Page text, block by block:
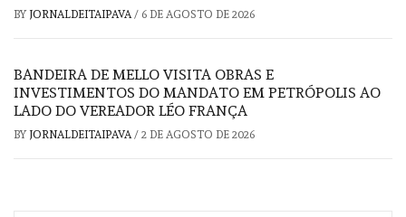
BY JORNALDEITAIPAVA/ 6 DE AGOSTO DE 2026
BANDEIRA DE MELLO VISITA OBRAS E
INVESTIMENTOS DO MANDATO EM PETRÓPOLIS AO
LADO DO VEREADOR LÉO FRANÇA
BY JORNALDEITAIPAVA/ 2 DE AGOSTO DE 2026